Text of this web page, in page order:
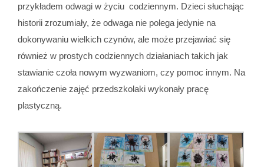
przykładem odwagi w życiu codziennym. Dzieci słuchając
historii zrozumiały, że odwaga nie polega jedynie na
dokonywaniu wielkich czynów, ale może przejawiać się
również w prostych codziennych działaniach takich jak
stawianie czoła nowym wyzwaniom, czy pomoc innym. Na
zakończenie zajęć przedszkolaki wykonały pracę
plastyczną.